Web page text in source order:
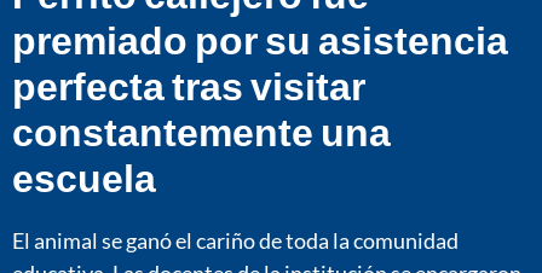
premiado por su asistencia
perfecta tras visitar
constantemente una
escuela
El animal se ganó el cariño de toda la comunidad